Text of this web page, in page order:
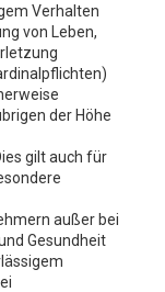
Verhalten
von Leben,
der Höhe
gilt auch für
außer bei
Gesundheit